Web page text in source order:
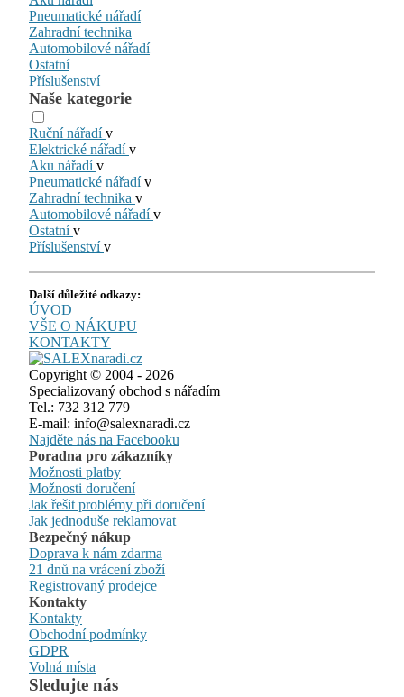
Pneumatické nářadí
Zahradní technika
Automobilové nářadí
Ostatní
Příslušenství
Naše kategorie
Ruční nářadív
Elektrické nářadív
Aku nářadív
Pneumatické nářadív
Zahradní technika v
Automobilové nářadív
Ostatnív
Příslušenstvív
Další důležité odkazy:
ÚVOD
VŠE O NÁKUPU
KONTAKTY
Copyright © 2004 - 2026
Specializovaný obchod s nářadím
Tel.: 732 312 779
E-mail: info@salexnaradi.cz
Najděte nás na Facebooku
Poradna pro zákazníky
Možnosti platby
Možnosti doručení
Jak řešit problémy při doručení
Jak jednoduše reklamovat
Bezpečný nákup
Doprava k nám zdarma
21 dnů na vrácení zboží
Registrovaný prodejce
Kontakty
Kontakty
Obchodní podmínky
GDPR
Volná místa
Sledujte nás